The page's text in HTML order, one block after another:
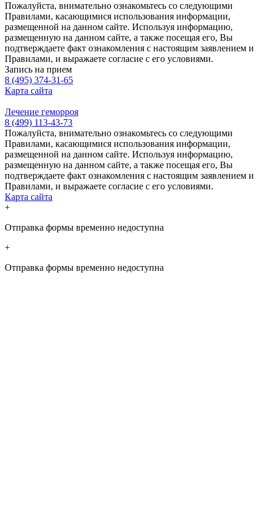
Пожалуйста, внимательно ознакомьтесь со следующими
Правилами, касающимися использования информации,
размещенной на данном сайте. Используя информацию,
размещенную на данном сайте, а также посещая его, Вы
подтверждаете факт ознакомления с настоящим заявлением и
Правилами, и выражаете согласие с его условиями.
Запись на прием
8 (495) 374-31-65
Карта сайта
Лечение геморроя
8 (499) 113-43-73
Пожалуйста, внимательно ознакомьтесь со следующими
Правилами, касающимися использования информации,
размещенной на данном сайте. Используя информацию,
размещенную на данном сайте, а также посещая его, Вы
подтверждаете факт ознакомления с настоящим заявлением и
Правилами, и выражаете согласие с его условиями.
Карта сайта
+
Отправка формы временно недоступна
+
Отправка формы временно недоступна